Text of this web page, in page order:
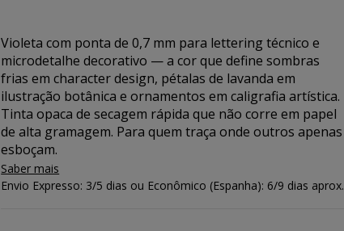
Violeta com ponta de 0,7 mm para lettering técnico e
microdetalhe decorativo — a cor que define sombras
frias em character design, pétalas de lavanda em
ilustração botânica e ornamentos em caligrafia artística.
Tinta opaca de secagem rápida que não corre em papel
de alta gramagem. Para quem traça onde outros apenas
esboçam.
Saber mais
Envio Expresso: 3/5 dias ou Econômico (Espanha): 6/9 dias aprox.